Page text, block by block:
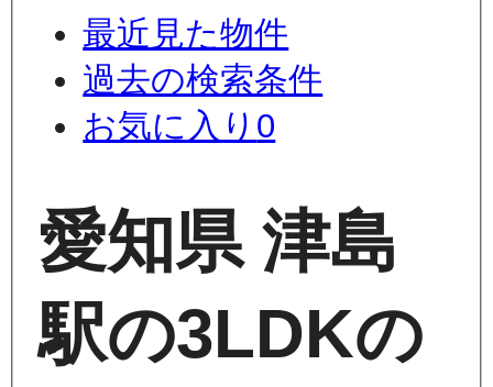
最近見た物件
過去の検索条件
お気に入り 0
愛知県 津島
駅の3LDKの